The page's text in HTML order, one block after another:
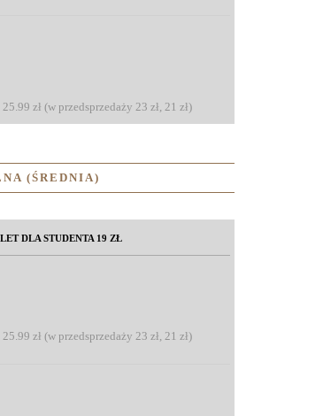
zł (w przedsprzedaży 23 zł, 21 zł)
(ŚREDNIA)
DLA STUDENTA 19 ZŁ
zł (w przedsprzedaży 23 zł, 21 zł)